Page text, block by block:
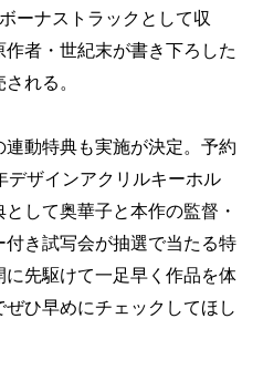
ーナストラックとして収
者・世紀末が書き下ろした
れる。
動特典も実施が決定。予約
デザインアクリルキーホル
して奥華子と本作の監督・
き試写会が抽選で当たる特
先駆けて一足早く作品を体
ひ早めにチェックしてほし